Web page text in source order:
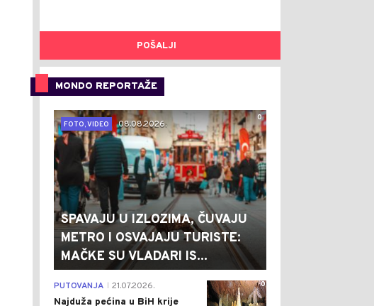
POŠALJI
MONDO REPORTAŽE
0
FOTO, VIDEO
08.08.2026.
SPAVAJU U IZLOZIMA, ČUVAJU
METRO I OSVAJAJU TURISTE:
MAČKE SU VLADARI IS...
0
PUTOVANJA 21.07.2026.
Najduža pećina u BiH krije